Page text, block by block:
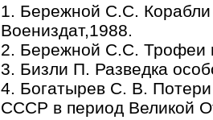
1. Бережной С.С.
Воениздат,1988.
2. Бережной С.С. Трофеи
3. Бизли П. Разведка
4. Богатырев С. В.
СССР в период Великой